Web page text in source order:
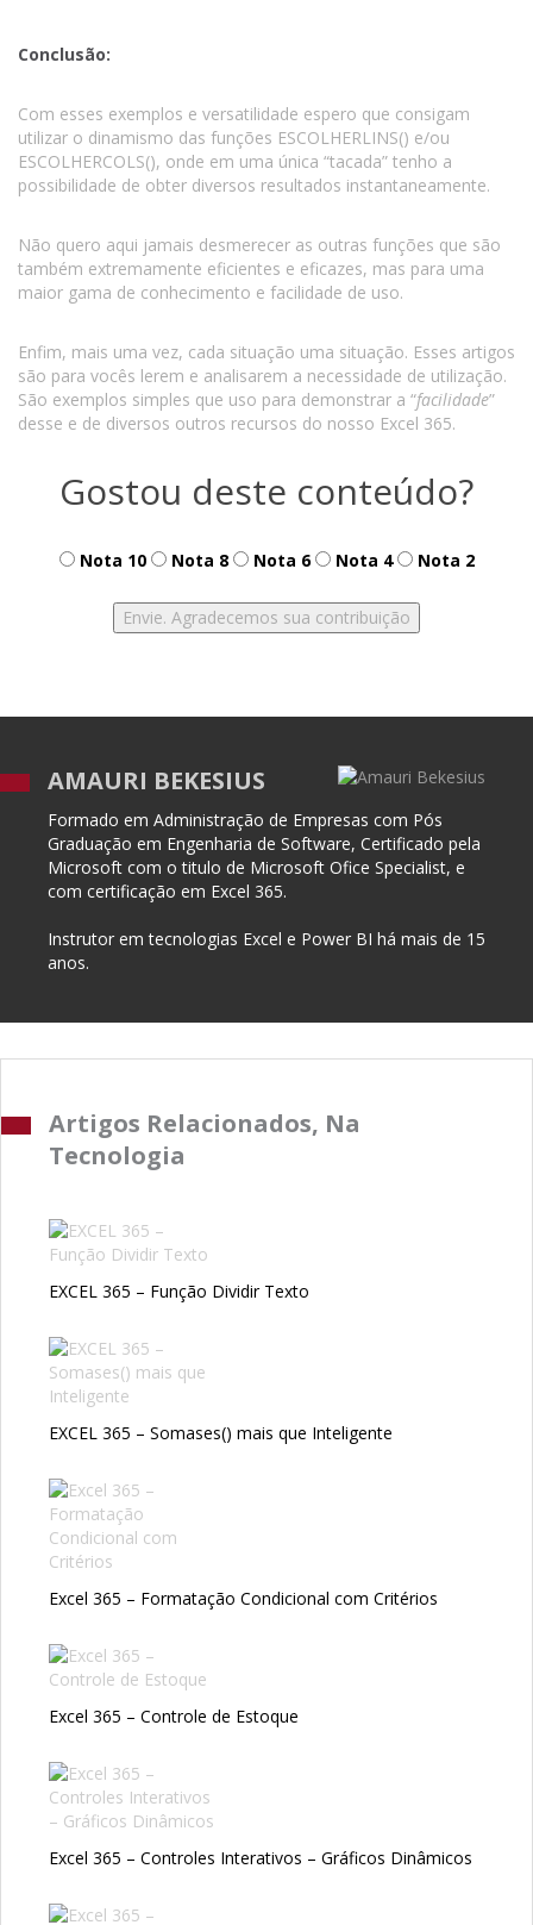
Conclusão:
Com esses exemplos e versatilidade espero que consigam
utilizar o dinamismo das funções ESCOLHERLINS() e/ou
ESCOLHERCOLS(), onde em uma única “tacada” tenho a
possibilidade de obter diversos resultados instantaneamente.
Não quero aqui jamais desmerecer as outras funções que são
também extremamente eficientes e eficazes, mas para uma
maior gama de conhecimento e facilidade de uso.
Enfim, mais uma vez, cada situação uma situação. Esses artigos
são para vocês lerem e analisarem a necessidade de utilização.
São exemplos simples que uso para demonstrar a “facilidade”
desse e de diversos outros recursos do nosso Excel 365.
Gostou deste conteúdo?
Nota 10 Nota 8 Nota 6 Nota 4 Nota 2
AMAURI BEKESIUS
Formado em Administração de Empresas com Pós
Graduação em Engenharia de Software, Certificado pela
Microsoft com o titulo de Microsoft Ofice Specialist, e
com certificação em Excel 365.
Instrutor em tecnologias Excel e Power BI há mais de 15
anos.
Artigos Relacionados, Na
Tecnologia
EXCEL 365 – Função Dividir Texto
EXCEL 365 – Somases() mais que Inteligente
Excel 365 – Formatação Condicional com Critérios
Excel 365 – Controle de Estoque
Excel 365 – Controles Interativos – Gráficos Dinâmicos